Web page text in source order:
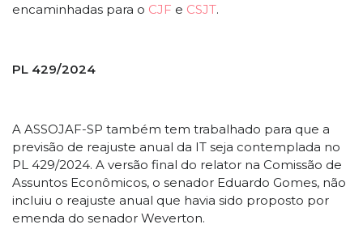
encaminhadas para o CJF e CSJT.
PL 429/2024
A ASSOJAF-SP também tem trabalhado para que a
previsão de reajuste anual da IT seja contemplada no
PL 429/2024. A versão final do relator na Comissão de
Assuntos Econômicos, o senador Eduardo Gomes, não
incluiu o reajuste anual que havia sido proposto por
emenda do senador Weverton.